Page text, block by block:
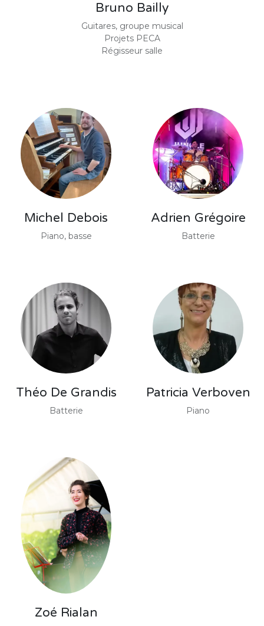
Bruno Bailly
Guitares, groupe musical
Projets PECA
Régisseur salle
Michel Debois
Piano, basse
Adrien Grégoire
Batterie
Théo De Grandis
Batterie
Patricia Verboven
Piano
Zoé Rialan